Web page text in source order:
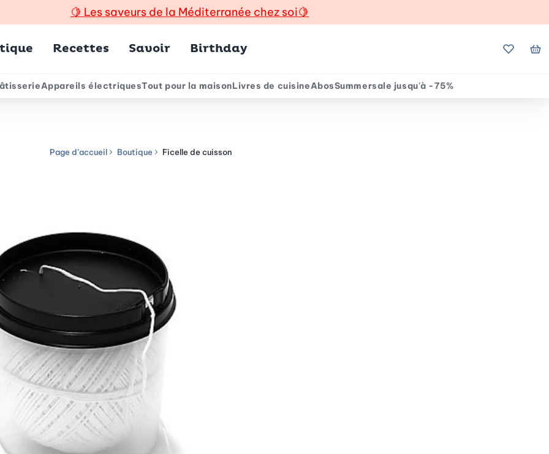
🍋 Les saveurs de la Méditerranée chez soi🍋
Recettes Savoir Birthday Mes
Appareils électriquesTout pour la maisonLivres de cuisineAbosSummersale jusqu'à -75%
Page d’accueil Boutique Ficelle de cuisson